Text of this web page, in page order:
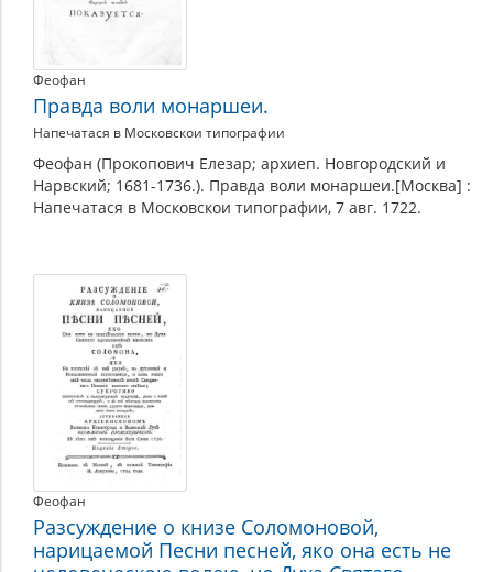
Феофан
Правда воли монаршеи.
Напечатася в Московскои типографии
Феофан (Прокопович Елезар; архиеп. Новгородский и
Нарвский; 1681-1736.). Правда воли монаршеи.[Москва] :
Напечатася в Московскои типографии, 7 авг. 1722.
Феофан
Разсуждение о книзе Соломоновой,
нарицаемой Песни песней, яко она есть не